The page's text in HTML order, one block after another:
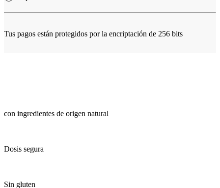
Tus pagos están protegidos por la encriptación de 256 bits
con ingredientes de origen natural
Dosis segura
Sin gluten